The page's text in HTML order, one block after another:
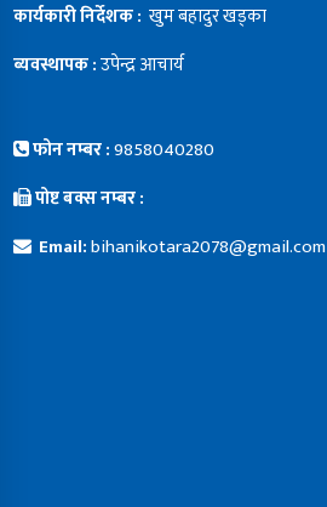
कार्यकारी निर्देशक : खुम बहादुर खड्का
ब्यवस्थापक :उपेन्द्र आचार्य
फोन नम्बर :9858040280
पोष्ट बक्स नम्बर :
Email:bihanikotara2078@gmail.com